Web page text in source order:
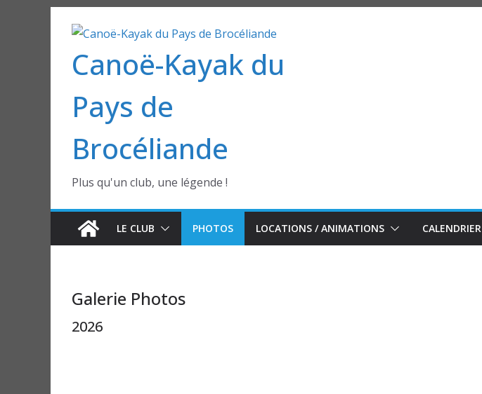
contenuCanoë-Kayak du
Pays de
Brocéliande
Plus qu'un club, une légende !
LE CLUB PHOTOS LOCATIONS / ANIMATIONS CALENDRIER
Galerie Photos
2026